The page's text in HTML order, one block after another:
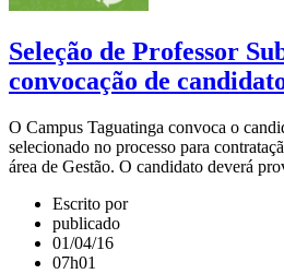
Seleção de Professor
convocação de
O Campus Taguatinga convoca o
selecionado no processo para
área de Gestão. O candidato deverá
Escrito por
publicado
01/04/16
07h01